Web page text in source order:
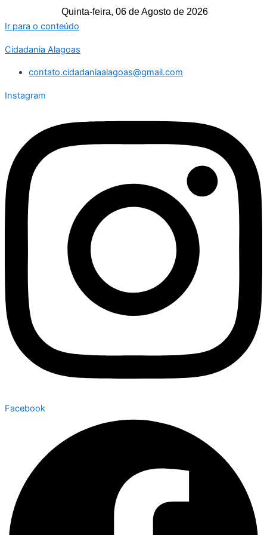
Quinta-feira, 06 de Agosto de 2026
Ir para o conteúdo
Cidadania Alagoas
contato.cidadaniaalagoas@gmail.com
Instagram
Facebook